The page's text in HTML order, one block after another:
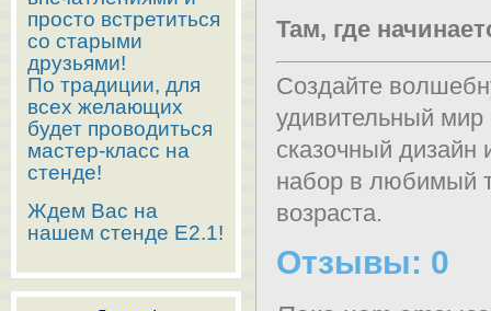
Там, где
Создайте
удивительный мир
сказочный
набор в любимый
возраста.
Отзывы: 0
просто встретиться
со старыми
друзьями!
По традиции, для
всех желающих
будет проводиться
мастер-класс на
стенде!
Ждем Вас на
нашем стенде E2.1!